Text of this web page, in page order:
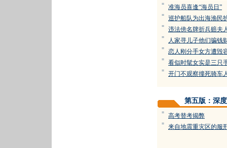
= 准海员喜逢“海员日”
= 巡护船队为出海渔民
= 违法傍名牌折兵赔夫
= 人家寻儿子他们骗钱
= 恋人刚分手女方遭毁
= 看似时髦女实是三只
= 开门不观察撞死骑车
第五版：深度
= 高考替考揭弊
= 来自地震重灾区的服